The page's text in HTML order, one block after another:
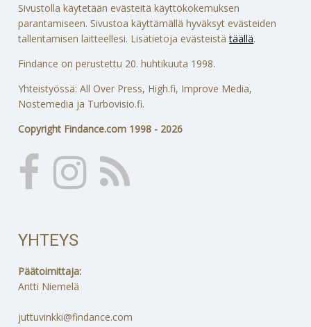
Sivustolla käytetään evästeitä käyttökokemuksen
parantamiseen. Sivustoa käyttämällä hyväksyt evästeiden
tallentamisen laitteellesi. Lisätietoja evästeistätäällä.
Findance on perustettu 20. huhtikuuta 1998.
Yhteistyössä: All Over Press, High.fi, Improve Media,
Nostemedia ja Turbovisio.fi.
Copyright Findance.com 1998 - 2026
YHTEYS
Päätoimittaja:
Antti Niemelä
juttuvinkki@findance.com